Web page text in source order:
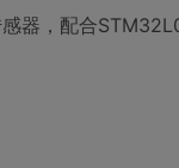
器，配合